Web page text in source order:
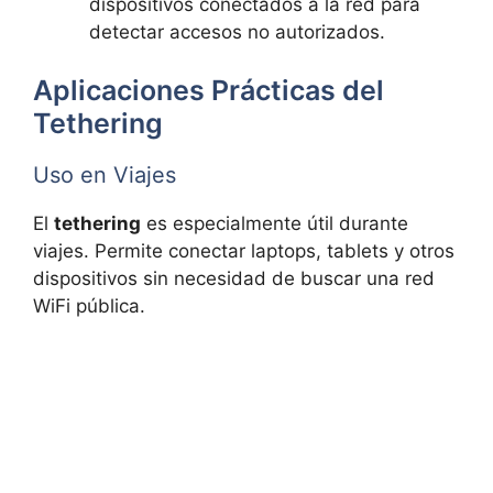
detectar accesos no autorizados.
Aplicaciones Prácticas del
Tethering
Uso en Viajes
El tethering es especialmente útil durante
viajes. Permite conectar laptops, tablets y otros
dispositivos sin necesidad de buscar una red
WiFi pública.